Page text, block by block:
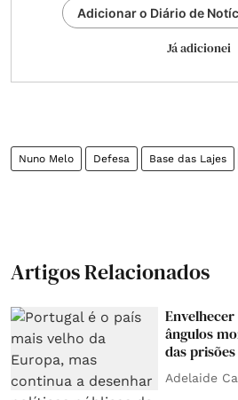
Adicionar o Diário de
Já adicionei
Nuno Melo Defesa Base das Lajes
Artigos Relacionados
ângulos
das prisões
Adelaide